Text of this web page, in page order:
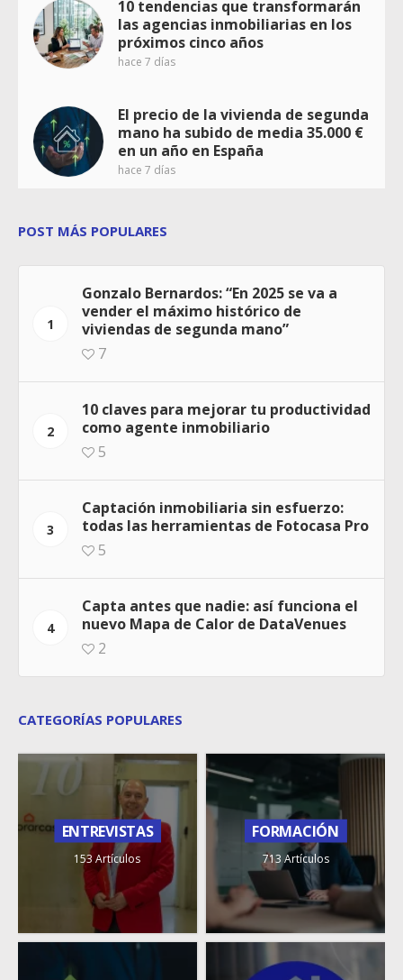
10 tendencias que transformarán
las agencias inmobiliarias en los
próximos cinco años
hace 7 días
El precio de la vivienda de segunda
mano ha subido de media 35.000 €
en un año en España
hace 7 días
POST MÁS POPULARES
1
Gonzalo Bernardos: “En 2025 se va a
vender el máximo histórico de
viviendas de segunda mano”
7
2
10 claves para mejorar tu productividad
como agente inmobiliario
5
3
Captación inmobiliaria sin esfuerzo:
todas las herramientas de Fotocasa Pro
5
4
Capta antes que nadie: así funciona el
nuevo Mapa de Calor de DataVenues
2
CATEGORÍAS POPULARES
ENTREVISTAS
153 Artículos
FORMACIÓN
713 Artículos